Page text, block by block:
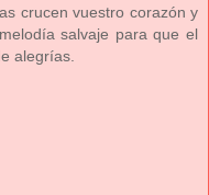
crucen vuestro corazón y
salvaje para que el
alegrías.